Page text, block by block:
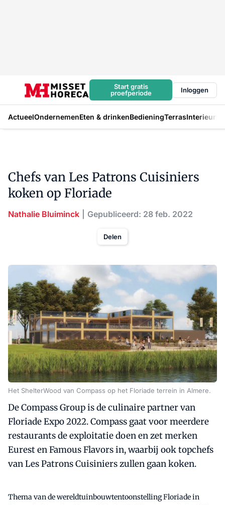
Start gratis
proefperiode
Inloggen
ActueelOndernemenEten & drinkenBedieningTerrasInterieur
Chefs van Les Patrons Cuisiniers
koken op Floriade
Nathalie Bluiminck Gepubliceerd: 28 feb. 2022
Delen
Het ShelterWood van Compass op het Floriade terrein in Almere.
De Compass Group is de culinaire partner van
Floriade Expo 2022. Compass gaat voor meerdere
restaurants de exploitatie doen en zet merken
Eurest en Famous Flavors in, waarbij ook topchefs
van Les Patrons Cuisiniers zullen gaan koken.
Thema van de wereldtuinbouwtentoonstelling Floriade in